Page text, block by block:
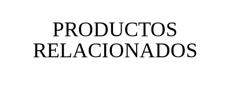
PRODUCTOS
RELACIONADOS